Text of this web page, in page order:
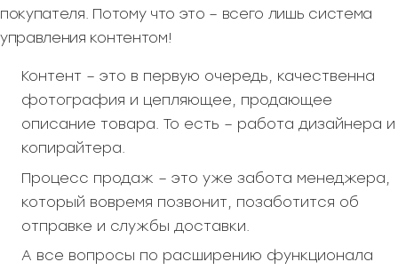
покупателя. Потому что это – всего лишь система
управления контентом!
Контент – это в первую очередь, качественна
фотография и цепляющее, продающее
описание товара. То есть – работа дизайнера и
копирайтера.
Процесс продаж – это уже забота менеджера,
который вовремя позвонит, позаботится об
отправке и службы доставки.
А все вопросы по расширению функционала